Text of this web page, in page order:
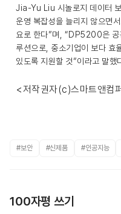
Jia-Yu Liu 시놀로지 데이터
운영 복잡성을 늘리지 않으면
요로 한다”며, “DP5200은 공
루션으로, 중소기업이 보다 효
있도록 지원할 것”이라고 말했
<저작권자(c)스마트앤컴
#보안 #신제품 #인공지능
100자평 쓰기